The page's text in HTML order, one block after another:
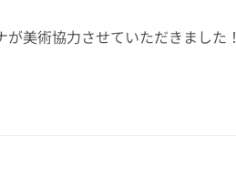
美術協力させていただきました！